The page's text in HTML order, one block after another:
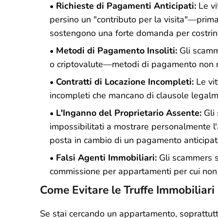
Richieste di Pagamenti Anticipati: Le
persino un "contributo per la
sostengono una forte domanda per
Metodi di Pagamento Insoliti: Gli
o criptovalute—metodi di pagamento non
Contratti di Locazione Incompleti: Le
incompleti che mancano di clausole
L'Inganno del Proprietario Assente: Gli
impossibilitati a mostrare personalmente
posta in cambio di un pagamento
Falsi Agenti Immobiliari: Gli scammers
commissione per appartamenti per cui
Come Evitare le Truffe Immobiliari
Se stai cercando un appartamento,